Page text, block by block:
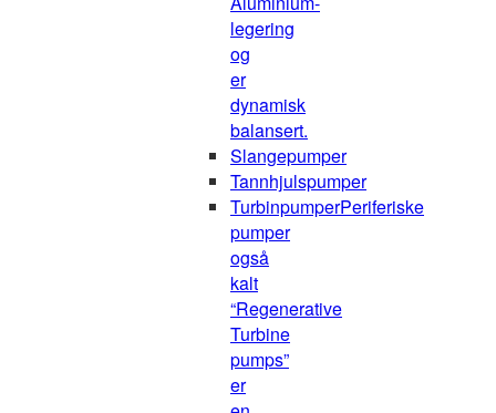
legering
og
er
dynamisk
balansert.
Slangepumper
Tannhjulspumper
TurbinpumperPeriferiske
pumper
også
kalt
“Regenerative
Turbine
pumps”
er